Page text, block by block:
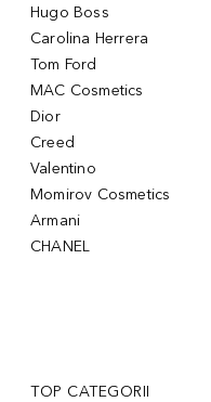
Hugo Boss
Carolina Herrera
Tom Ford
MAC Cosmetics
Dior
Creed
Valentino
Momirov Cosmetics
Armani
CHANEL
TOP CATEGORII